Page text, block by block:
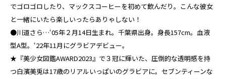
でゴロゴロしたり、マックスコーヒーを初めて飲んだり。こんな彼女
と一緒にいたら楽しいったらありゃしない！
●川道さら…‘05年２月14日生まれ。千葉県出身。身長157cm。血液
型A型。‘22年11月にグラビアデビュー。
★『美少女図鑑AWARD2023』で３冠に輝いた、圧倒的な透明感を持
つ白濱美兎は17歳のリアルいっぱいのグラビアに。セブンティーンな